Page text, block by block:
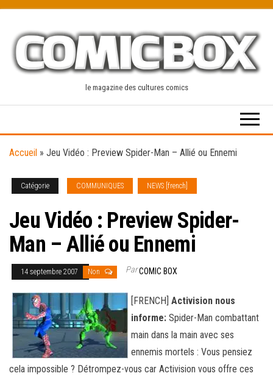
content
le magazine des cultures comics
Accueil » Jeu Vidéo : Preview Spider-Man – Allié ou Ennemi
Catégorie COMMUNIQUES NEWS [french]
Jeu Vidéo : Preview Spider-
Man – Allié ou Ennemi
14 septembre 2007 Non ParCOMIC BOX
[FRENCH] Activision nous
informe: Spider-Man combattant
main dans la main avec ses
ennemis mortels : Vous pensiez
cela impossible ? Détrompez-vous car Activision vous offre ces